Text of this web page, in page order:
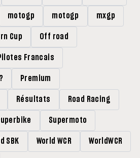
motogp motogp mxgp
Cup Off road
Francais
Premium
Résultats Road Racing
Supermoto
SBK World WCR WorldWCR